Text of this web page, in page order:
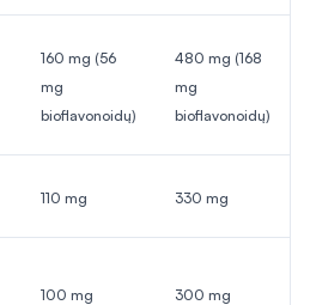
160 mg (56
mg
bioflavonoidų)
480 mg (168
mg
bioflavonoidų)
110 mg 330 mg
100 mg 300 mg